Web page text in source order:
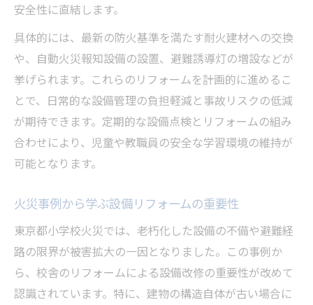
安全性に直結します。
具体的には、最新の防火基準を満たす耐火建材への交換
や、自動火災報知設備の設置、避難誘導灯の増設などが
挙げられます。これらのリフォームを計画的に進めるこ
とで、日常的な設備管理の負担軽減と事故リスクの低減
が期待できます。定期的な設備点検とリフォームの組み
合わせにより、児童や教職員の安全な学習環境の維持が
可能となります。
火災事例から学ぶ設備リフォームの重要性
東京都小学校火災では、老朽化した設備の不備や避難経
路の限界が被害拡大の一因となりました。この事例か
ら、校舎のリフォームによる設備改修の重要性が改めて
認識されています。特に、建物の構造自体が古い場合に